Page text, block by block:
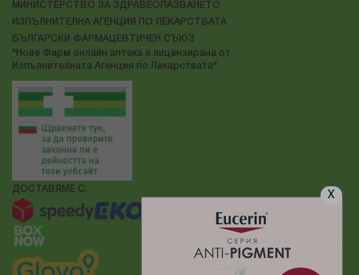
X
МИНИСТЕРСТВО ЗА ЗДРАВЕОПАЗВАНЕТО
ИЗПЪЛНИТЕЛНА АГЕНЦИЯ ПО ЛЕКАРСТВАТА
БЪЛГАРСКИ ФАРМАЦЕВТИЧЕН СЪЮЗ
"Нове Фарм онлайн аптека е лицензирана от
Изпълнителната Агенция по Лекарствата"
ДОСТАВЯМЕ С: